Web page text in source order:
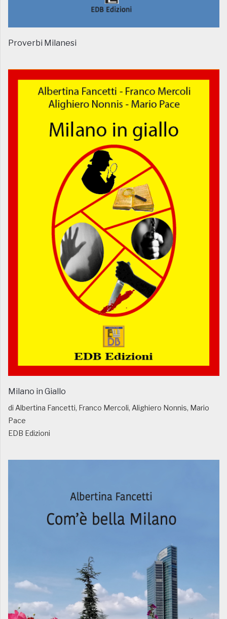
Proverbi Milanesi
Milano in Giallo
di Albertina Fancetti, Franco Mercoli, Alighiero Nonnis, Mario
Pace
EDB Edizioni